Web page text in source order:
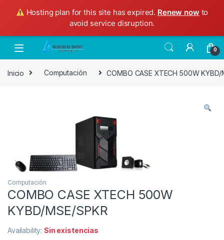
Hosting plan for this site has expired. Renew now to
avoid service disruption.
Skip to navigation
Skip to content
0
Inicio Computación COMBO CASE XTECH 500W KYBD/
Computación
COMBO CASE XTECH 500W
KYBD/MSE/SPKR
Availability:Sin existencias